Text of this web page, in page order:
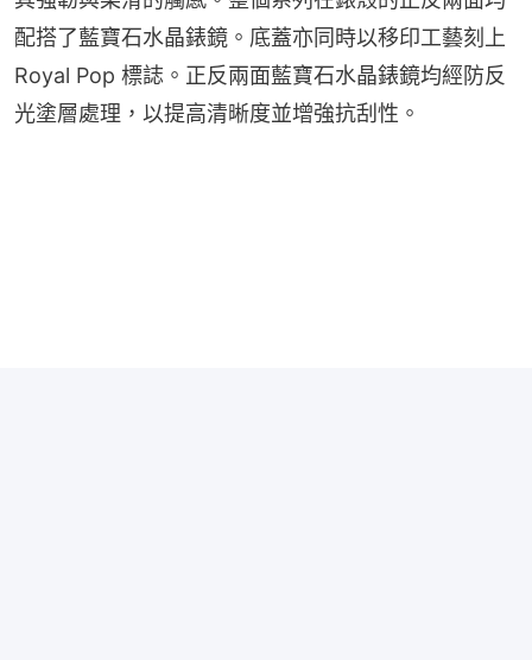
配搭了藍寶石水晶錶鏡。底蓋亦同時以移印工藝刻上
Royal Pop 標誌。正反兩面藍寶石水晶錶鏡均經防反
光塗層處理，以提高清晰度並增強抗刮性。